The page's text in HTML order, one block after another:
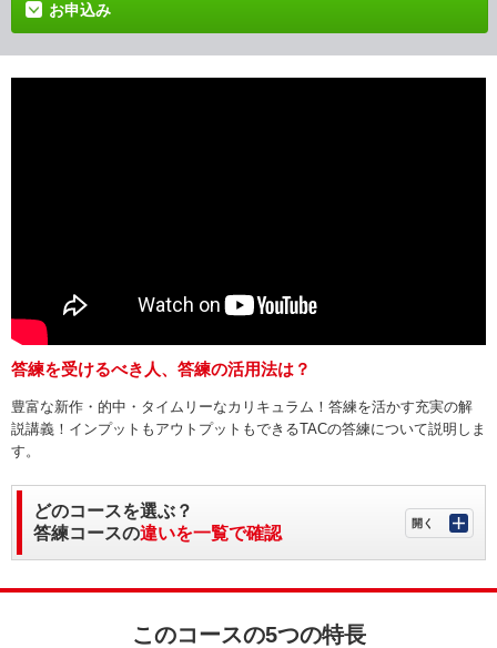
お申込み
答練を受けるべき人、答練の活用法は？
豊富な新作・的中・タイムリーなカリキュラム！答練を活かす充実の解
説講義！インプットもアウトプットもできるTACの答練について説明しま
す。
どのコースを選ぶ？
答練コースの違いを一覧で確認
このコースの5つの特長